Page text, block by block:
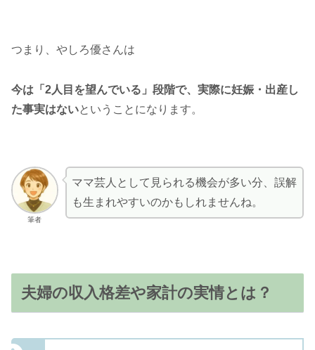
つまり、やしろ優さんは
今は「2人目を望んでいる」段階で、実際に妊娠・出産し
た事実はないということになります。
筆者
ママ芸人として見られる機会が多い分、誤解
も生まれやすいのかもしれませんね。
夫婦の収入格差や家計の実情とは？